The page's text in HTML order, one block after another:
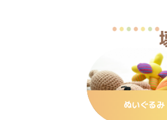
ぬいぐるみ